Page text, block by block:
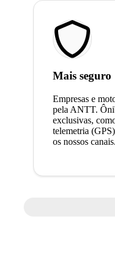
Mais seguro
Empresas e
pela ANTT.
exclusivas,
telemetria
os nossos canais.